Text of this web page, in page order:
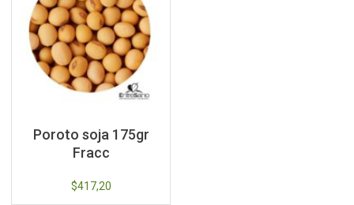
Poroto soja 175gr
Fracc
$417,20